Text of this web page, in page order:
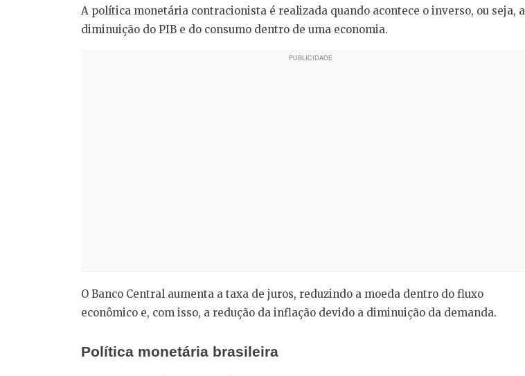
A política monetária contracionista é realizada quando acontece o inverso, ou seja, a
diminuição do PIB e do consumo dentro de uma economia.
O Banco Central aumenta a taxa de juros, reduzindo a moeda dentro do fluxo
econômico e, com isso, a redução da inflação devido a diminuição da demanda.
Política monetária brasileira